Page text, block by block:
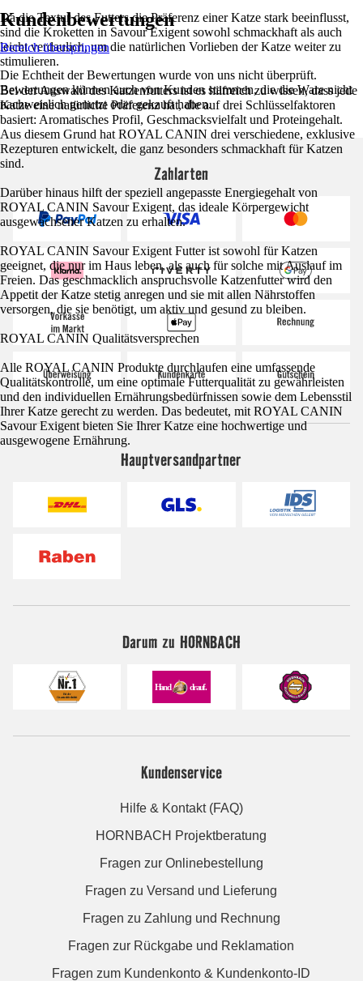
Da die Textur des Futters die Präferenz einer Katze stark beeinflusst,
sind die Kroketten in Savour Exigent sowohl schmackhaft als auch
leicht verdaulich, um die natürlichen Vorlieben der Katze weiter zu
stimulieren.
Bei der Auswahl des Katzenfutters ist es hilfreich zu wissen, dass jede
Katze eine natürliche Präferenz hat, die auf drei Schlüsselfaktoren
basiert: Aromatisches Profil, Geschmacksvielfalt und Proteingehalt.
Aus diesem Grund hat ROYAL CANIN drei verschiedene, exklusive
Rezepturen entwickelt, die ganz besonders schmackhaft für Katzen
sind.
Darüber hinaus hilft der speziell angepasste Energiegehalt von
ROYAL CANIN Savour Exigent, das ideale Körpergewicht
ausgewachsener Katzen zu erhalten.
ROYAL CANIN Savour Exigent Futter ist sowohl für Katzen
geeignet, die nur im Haus leben, als auch für solche mit Auslauf im
Freien. Das geschmacklich anspruchsvolle Katzenfutter wird den
Appetit der Katze stetig anregen und sie mit allen Nährstoffen
versorgen, die sie benötigt, um aktiv und gesund zu bleiben.
ROYAL CANIN Qualitätsversprechen
Alle ROYAL CANIN Produkte durchlaufen eine umfassende
Qualitätskontrolle, um eine optimale Futterqualität zu gewährleisten
und den individuellen Ernährungsbedürfnissen sowie dem Lebensstil
Ihrer Katze gerecht zu werden. Das bedeutet, mit ROYAL CANIN
Savour Exigent bieten Sie Ihrer Katze eine hochwertige und
ausgewogene Ernährung.
Kundenbewertungen
Bereich überspringen
Die Echtheit der Bewertungen wurde von uns nicht überprüft.
Bewertungen können auch von Kunden stammen, die die Ware nicht
nachweislich genutzt oder gekauft haben.
Zahlarten
Hauptversandpartner
Darum zu HORNBACH
Kundenservice
Hilfe & Kontakt (FAQ)
HORNBACH Projektberatung
Fragen zur Onlinebestellung
Fragen zu Versand und Lieferung
Fragen zu Zahlung und Rechnung
Fragen zur Rückgabe und Reklamation
Fragen zum Kundenkonto & Kundenkonto-ID